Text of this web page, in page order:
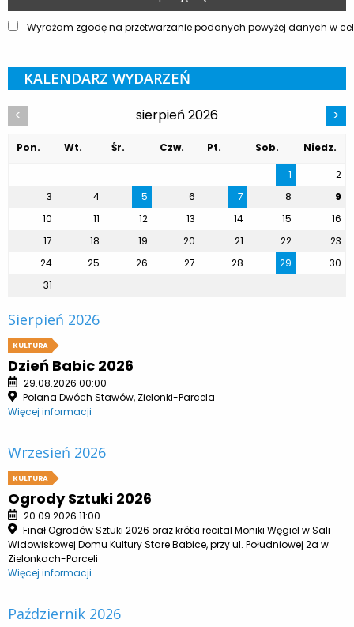
Wyrażam zgodę na przetwarzanie podanych powyżej danych w
KALENDARZ WYDARZEŃ
< sierpień 2026 >
Pon. Wt. Śr. Czw. Pt. Sob.
Niedz.
1
2
3
4 5 6 7 8
9
10
11 12 13 14 15
16
17
18 19 20 21 22
23
24
25 26 27 28 29
30
31
Sierpień 2026
KULTURA
Dzień Babic 2026
29.08.2026 00:00
Polana Dwóch Stawów, Zielonki-Parcela
Więcej informacji
Wrzesień 2026
KULTURA
Ogrody Sztuki 2026
20.09.2026 11:00
Finał Ogrodów Sztuki 2026 oraz krótki recital Moniki Węgiel w Sali
Widowiskowej Domu Kultury Stare Babice, przy ul. Południowej 2a w
Zielonkach-Parceli
Więcej informacji
Październik 2026